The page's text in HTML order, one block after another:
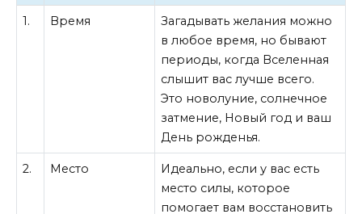
1. Время
Загадывать желания можно
в любое время, но бывают
периоды, когда Вселенная
слышит вас лучше всего.
Это новолуние, солнечное
затмение, Новый год и ваш
День рожденья.
2. Место
Идеально, если у вас есть
место силы, которое
помогает вам восстановить